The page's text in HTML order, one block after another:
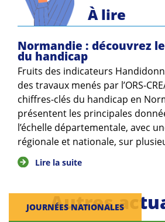
À lire
Normandie : découvrez
du handicap
Fruits des indicateurs
des travaux menés par l’ORS-
chiffres-clés du handicap en
présentent les principales
l’échelle départementale, avec
régionale et nationale, sur
Lire la suite
Autres
JOURNÉES NATIONALES